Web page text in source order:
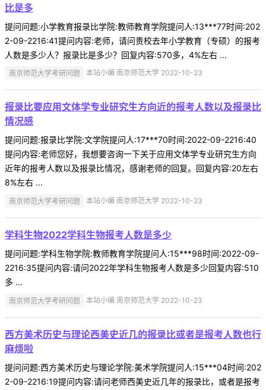
比是多
提问问题:小学教育报录比学院:教师教育学院提问人:13***77时间:202
2-09-2216:41提问内容:老师，请问贵校去年小学教育（专硕）的报考
人数是多少人？报录比是多少？回复内容:570多，4%左右 ...
南京师范大学考研问题 本站小编 南京师范大学 2022-10-23
报录比要应用文体学专业研究生方向近的报考人数以及报录比
情况感
提问问题:报录比学院:文学院提问人:17***70时间:2022-09-2216:40
提问内容:老师您好，我想要咨询一下关于应用文体学专业研究生方向
近年的报考人数以及报录比情况，感谢老师的回复。回复内容:20左右
8%左右 ...
南京师范大学考研问题 本站小编 南京师范大学 2022-10-23
学科生物2022学科生物报考人数是多少
提问问题:学科生物学院:教师教育学院提问人:15***98时间:2022-09-
2216:35提问内容:请问2022年学科生物报考人数是多少回复内容:510
多 ...
南京师范大学考研问题 本站小编 南京师范大学 2022-10-23
西方美术历史与理论西美史近几的报录比或者是报考人数也行
麻烦啦
提问问题:西方美术历史与理论学院:美术学院提问人:15***04时间:202
2-09-2216:19提问内容:请问老师西美史近几年的报录比，或者是报考